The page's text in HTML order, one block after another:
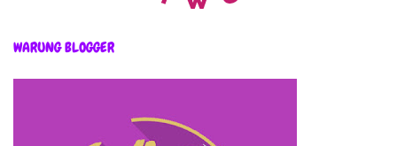
WARUNG BLOGGER